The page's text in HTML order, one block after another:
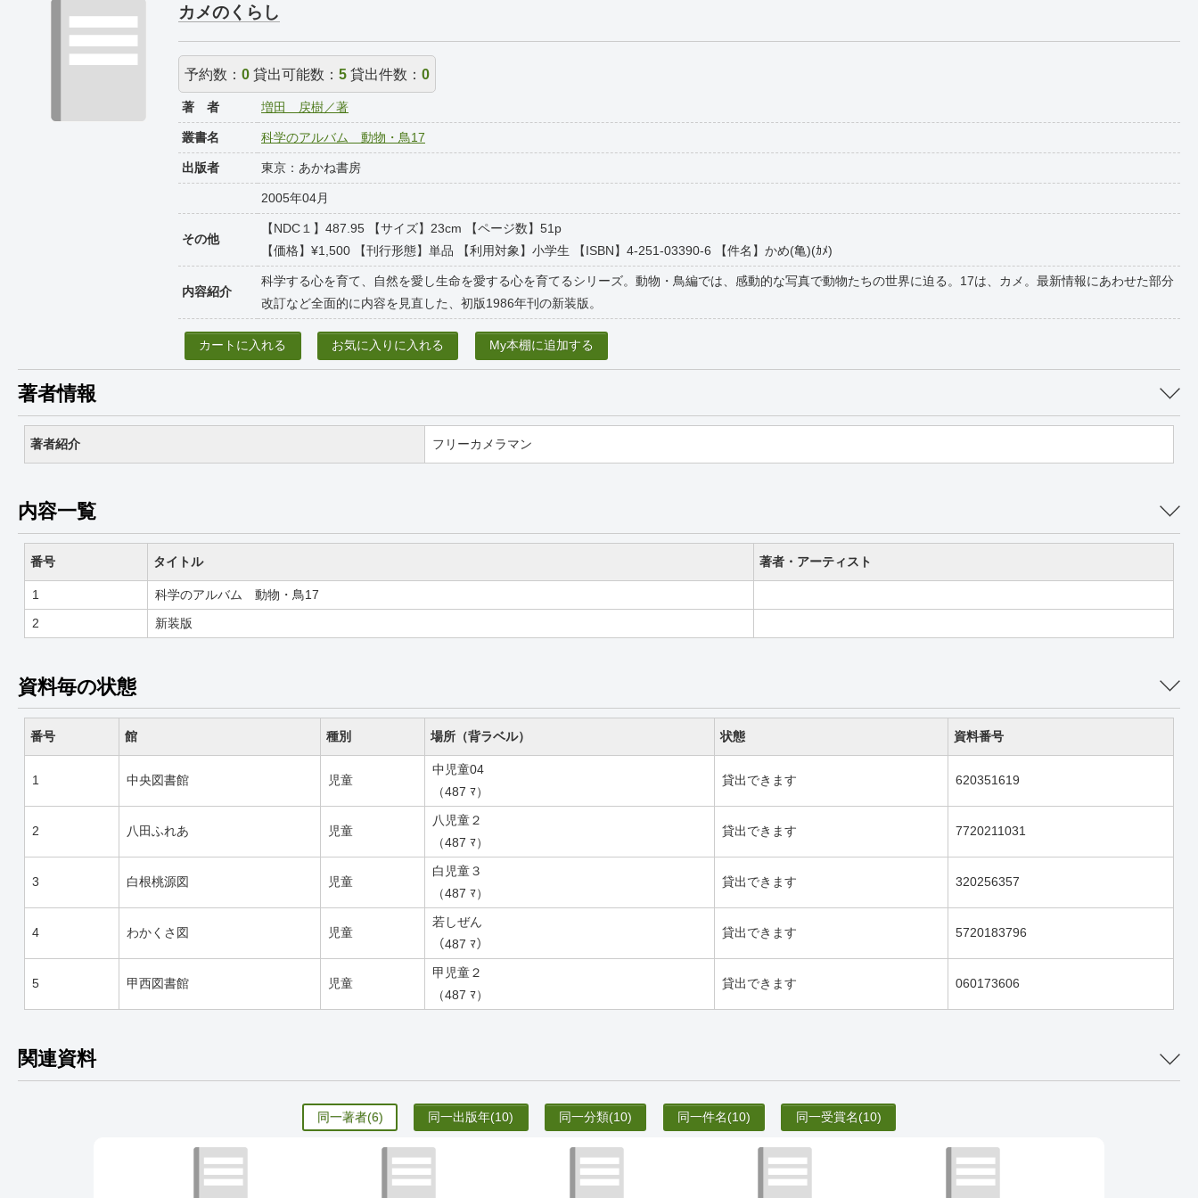
カメのくらし
予約数：0 貸出可能数：5 貸出件数：0
著 者 増田 戻樹／著
叢書名 科学のアルバム 動物・鳥17
出版者 東京：あかね書房
2005年04月
その他
【NDC１】487.95 【サイズ】23cm 【ページ数】51p
【価格】¥1,500 【刊行形態】単品 【利用対象】小学生 【ISBN】4-251-03390-6 【件名】かめ(亀)(ｶﾒ)
内容紹介
科学する心を育て、自然を愛し生命を愛する心を育てるシリーズ。動物・鳥編では、感動的な写真で動物たちの世界に迫る。17は、カメ。最新情報にあわせた部分
改訂など全面的に内容を見直した、初版1986年刊の新装版。
カートに入れる お気に入りに入れる My本棚に追加する
著者情報
著者紹介 フリーカメラマン
内容一覧
番号 タイトル 著者・アーティスト
1
科学のアルバム 動物・鳥17
2
新装版
資料毎の状態
番号 館 種別 場所（背ラベル） 状態 資料番号
1 中央図書館 児童
中児童04
（487 ﾏ）
貸出できます 620351619
2 八田ふれあ 児童
八児童２
（487 ﾏ）
貸出できます 7720211031
3 白根桃源図 児童
白児童３
（487 ﾏ）
貸出できます 320256357
4 わかくさ図 児童
若しぜん
（487 ﾏ）
貸出できます 5720183796
5 甲西図書館 児童
甲児童２
（487 ﾏ）
貸出できます 060173606
関連資料
同一著者(6) 同一出版年(10) 同一分類(10) 同一件名(10) 同一受賞名(10)